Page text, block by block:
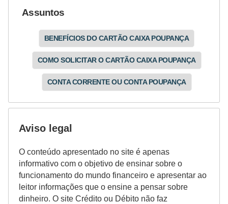
Assuntos
BENEFÍCIOS DO CARTÃO CAIXA POUPANÇA
COMO SOLICITAR O CARTÃO CAIXA POUPANÇA
CONTA CORRENTE OU CONTA POUPANÇA
Aviso legal
O conteúdo apresentado no site é apenas
informativo com o objetivo de ensinar sobre o
funcionamento do mundo financeiro e apresentar ao
leitor informações que o ensine a pensar sobre
dinheiro. O site Crédito ou Débito não faz